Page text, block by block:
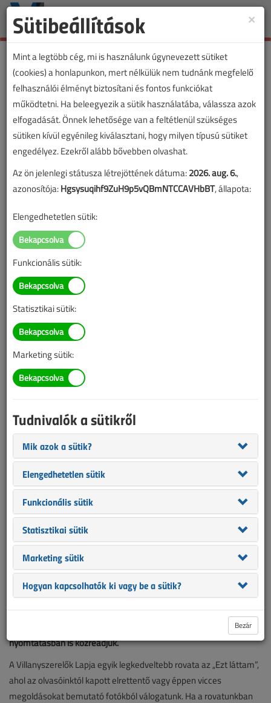
Toggle
Lapszám:
Ezt láttam
Ezt láttam
Olvasói fotók
Fotózza vagy videózza le Ön is az élet- és vagyonbiztonságra
veszélyes kivitelezéseket, kontár, vagy épp vicces megoldásokat,
és rövid kommentárral küldje el az info@villanylap.hu e-mail-
nyomtatásban is közreadjuk.
A Villanyszerelők Lapja egyik legkedveltebb rovata az „Ezt láttam”,
ahol az olvasóinktól kapott elrettentő vagy éppen vicces
megoldásokat bemutató fotókból válogatunk. Ha a rovatunkban
×
Sütibeállítások
Mint a legtöbb cég, mi is használunk úgynevezett sütiket
(cookies) a honlapunkon, mert nélkülük nem tudnánk megfelelő
felhasználói élményt biztosítani és fontos funkciókat
működtetni. Ha beleegyezik a sütik használatába, válassza azok
elfogadását. Önnek lehetősége van a feltétlenül szükséges
sütiken kívül egyénileg kiválasztani, hogy milyen típusú sütiket
engedélyez. Ezekről alább bővebben olvashat.
Az ön jelenlegi státusza létrejöttének dátuma:2026. aug. 6.,
azonosítója:Hgsysuqihf9ZuH9p5vQBmNTCCAVHbBT, állapota:
Elengedhetetlen sütik:
Funkcionális sütik:
Statisztikai sütik:
Marketing sütik:
Tudnivalók a sütikről
Mik azok a sütik?
Elengedhetetlen sütik
Funkcionális sütik
Statisztikai sütik
Marketing sütik
Hogyan kapcsolhatók ki vagy be a sütik?
Bezár